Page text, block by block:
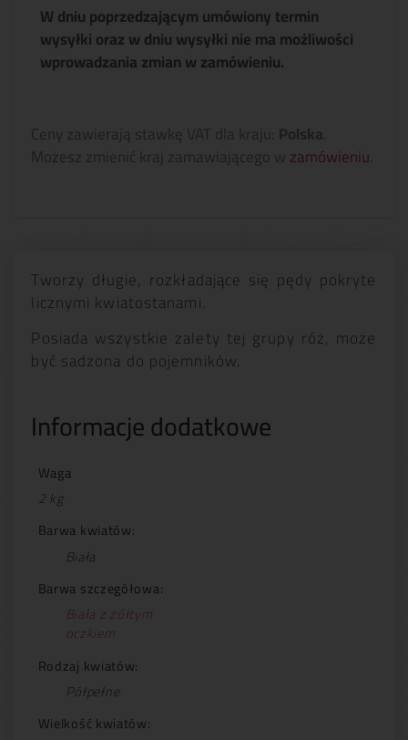
W dniu poprzedzającym umówiony termin
wysyłki oraz w dniu wysyłki nie ma możliwości
wprowadzania zmian w zamówieniu.
Ceny zawierają stawkę VAT dla kraju: Polska
Możesz zmienić kraj zamawiającego wzamówieniu
Tworzy długie, rozkładające się pędy pokryte
licznymi kwiatostanami.
Posiada wszystkie zalety tej grupy róż, może
być sadzona do pojemników.
Informacje dodatkowe
Waga
2 kg
Barwa kwiatów:
Biała
Barwa szczegółowa:
Biała z żółtym
oczkiem
Rodzaj kwiatów:
Półpełne
Wielkość kwiatów: